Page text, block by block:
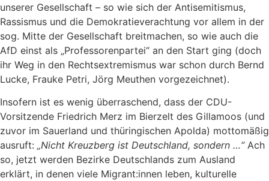
unserer Gesellschaft – so wie sich der Antisemitismus,
Rassismus und die Demokratieverachtung vor allem in der
sog. Mitte der Gesellschaft breitmachen, so wie auch die
AfD einst als „Professorenpartei“ an den Start ging (doch
ihr Weg in den Rechtsextremismus war schon durch Bernd
Lucke, Frauke Petri, Jörg Meuthen vorgezeichnet).
Insofern ist es wenig überraschend, dass der CDU-
Vorsitzende Friedrich Merz im Bierzelt des Gillamoos (und
zuvor im Sauerland und thüringischen Apolda) mottomäßig
ausruft: „Nicht Kreuzberg ist Deutschland, sondern …“Ach
so, jetzt werden Bezirke Deutschlands zum Ausland
erklärt, in denen viele Migrant:innen leben, kulturelle